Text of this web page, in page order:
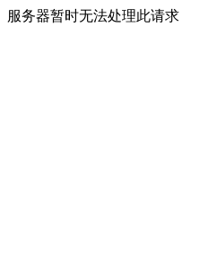
服务器暂时无法处理此请求